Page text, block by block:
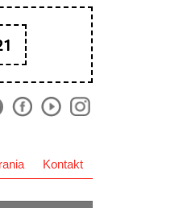
Kontakt